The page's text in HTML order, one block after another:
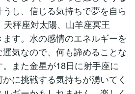
し、信じる気持ちで夢を自ら
秤座対太陽、山羊座冥王
す。水の感情のエネルギーを
気なので、何も諦めることな
また金星が18日に射手座に
に挑戦する気持ちが湧いてく